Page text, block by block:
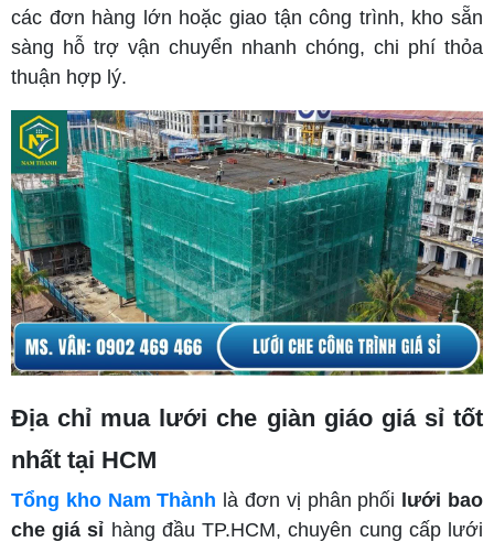
các đơn hàng lớn hoặc giao tận công trình, kho sẵn
sàng hỗ trợ vận chuyển nhanh chóng, chi phí thỏa
thuận hợp lý.
Địa chỉ mua lưới che giàn giáo giá sỉ tốt
nhất tại HCM
Tổng kho Nam Thành là đơn vị phân phối lưới bao
che giá sỉ hàng đầu TP.HCM, chuyên cung cấp lưới